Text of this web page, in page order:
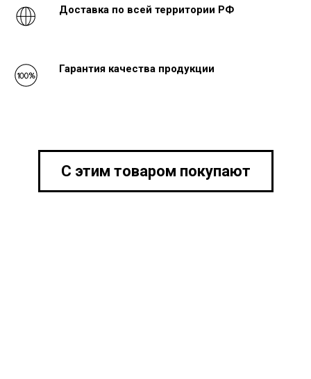
Доставка по всей территории РФ
Гарантия качества продукции
С этим товаром покупают